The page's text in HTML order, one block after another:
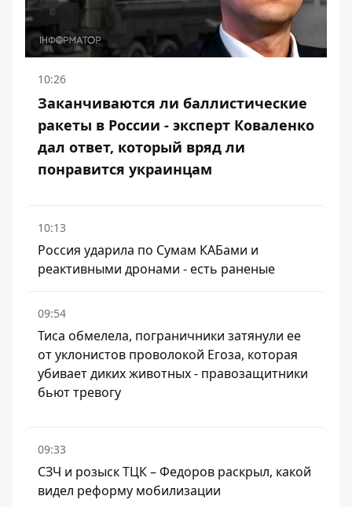
10:26
Заканчиваются ли баллистические
ракеты в России - эксперт Коваленко
дал ответ, который вряд ли
понравится украинцам
10:13
Россия ударила по Сумам КАБами и
реактивными дронами - есть раненые
09:54
Тиса обмелела, пограничники затянули ее
от уклонистов проволокой Егоза, которая
убивает диких животных - правозащитники
бьют тревогу
09:33
СЗЧ и розыск ТЦК – Федоров раскрыл, какой
видел реформу мобилизации